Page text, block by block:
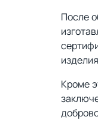
После
Кроме